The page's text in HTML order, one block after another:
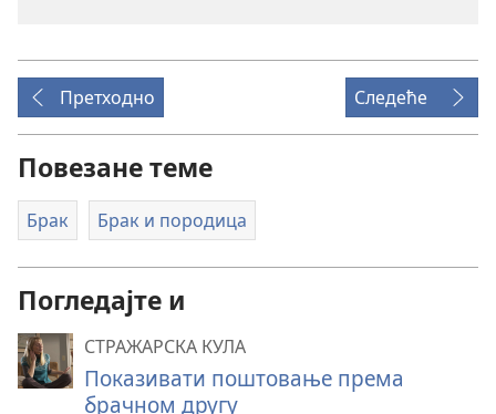
Претходно Следеће
Повезане теме
Брак Брак и породица
Погледајте и
СТРАЖАРСКА КУЛА
Показивати поштовање према
брачном другу